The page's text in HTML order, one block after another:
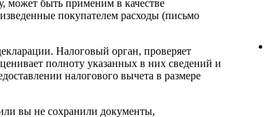
может быть применим в качестве
покупателем расходы (письмо
Налоговый орган, проверяет
полноту указанных в них сведений и
налогового вычета в размере
вы не сохранили документы,